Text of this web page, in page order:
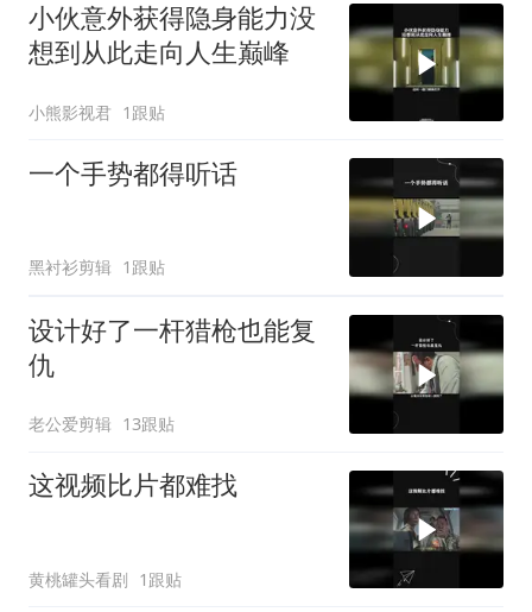
小伙意外获得隐身能力没
想到从此走向人生巅峰
小熊影视君 1跟贴
一个手势都得听话
黑衬衫剪辑 1跟贴
设计好了一杆猎枪也能复
仇
老公爱剪辑 13跟贴
这视频比片都难找
黄桃罐头看剧 1跟贴